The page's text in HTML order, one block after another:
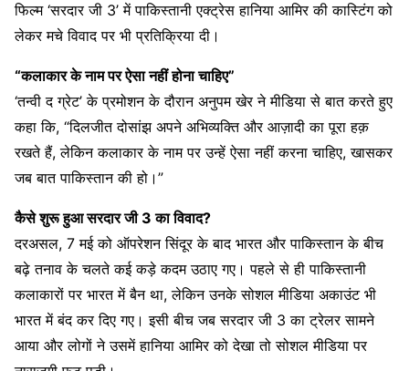
फिल्म ‘सरदार जी 3’ में पाकिस्तानी एक्ट्रेस हानिया आमिर की कास्टिंग को
लेकर मचे विवाद पर भी प्रतिक्रिया दी।
“कलाकार के नाम पर ऐसा नहीं होना चाहिए”
‘तन्वी द ग्रेट’ के प्रमोशन के दौरान अनुपम खेर ने मीडिया से बात करते हुए
कहा कि, “दिलजीत दोसांझ अपने अभिव्यक्ति और आज़ादी का पूरा हक़
रखते हैं, लेकिन कलाकार के नाम पर उन्हें ऐसा नहीं करना चाहिए, खासकर
जब बात पाकिस्तान की हो।”
कैसे शुरू हुआ सरदार जी 3 का विवाद?
दरअसल, 7 मई को ऑपरेशन सिंदूर के बाद भारत और पाकिस्तान के बीच
बढ़े तनाव के चलते कई कड़े कदम उठाए गए। पहले से ही पाकिस्तानी
कलाकारों पर भारत में बैन था, लेकिन उनके सोशल मीडिया अकाउंट भी
भारत में बंद कर दिए गए। इसी बीच जब सरदार जी 3 का ट्रेलर सामने
आया और लोगों ने उसमें हानिया आमिर को देखा तो सोशल मीडिया पर